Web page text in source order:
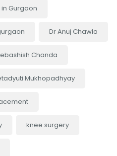
Gurgaon
Dr Anuj Chawla
Chanda
Mukhopadhyay
knee surgery